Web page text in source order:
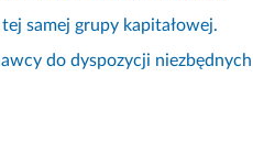
samej grupy kapitałowej.
do dyspozycji